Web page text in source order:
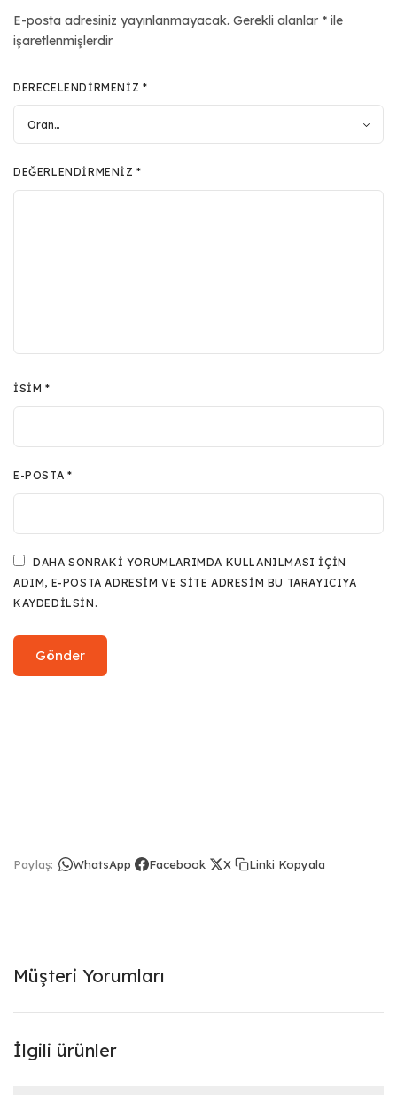
E-posta adresiniz yayınlanmayacak. Gerekli alanlar * ile
işaretlenmişlerdir
DERECELENDIRMENIZ *
DEĞERLENDIRMENIZ*
İSIM*
E-POSTA *
DAHA SONRAKI YORUMLARIMDA KULLANILMASI IÇIN
ADIM, E-POSTA ADRESIM VE SITE ADRESIM BU TARAYICIYA
KAYDEDILSIN.
Paylaş: WhatsApp Facebook X Linki Kopyala
Müşteri Yorumları
İlgili ürünler